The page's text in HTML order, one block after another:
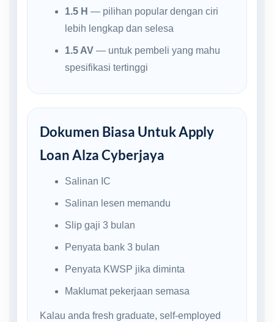
1.5 H — pilihan popular dengan ciri
lebih lengkap dan selesa
1.5 AV— untuk pembeli yang mahu
spesifikasi tertinggi
Dokumen Biasa Untuk Apply
Loan Alza Cyberjaya
Salinan IC
Salinan lesen memandu
Slip gaji 3 bulan
Penyata bank 3 bulan
Penyata KWSP jika diminta
Maklumat pekerjaan semasa
Kalau anda fresh graduate, self-employed